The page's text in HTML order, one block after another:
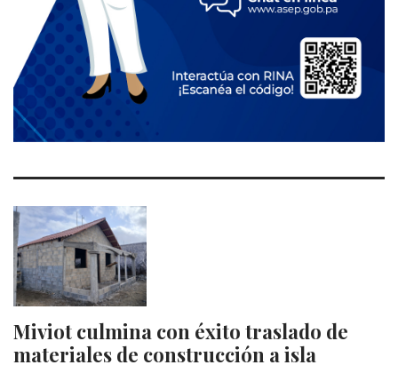
Miviot culmina con éxito traslado de
materiales de construcción a isla